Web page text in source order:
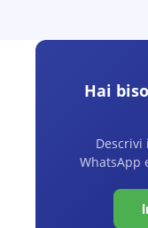
Hai
Descrivi
WhatsApp